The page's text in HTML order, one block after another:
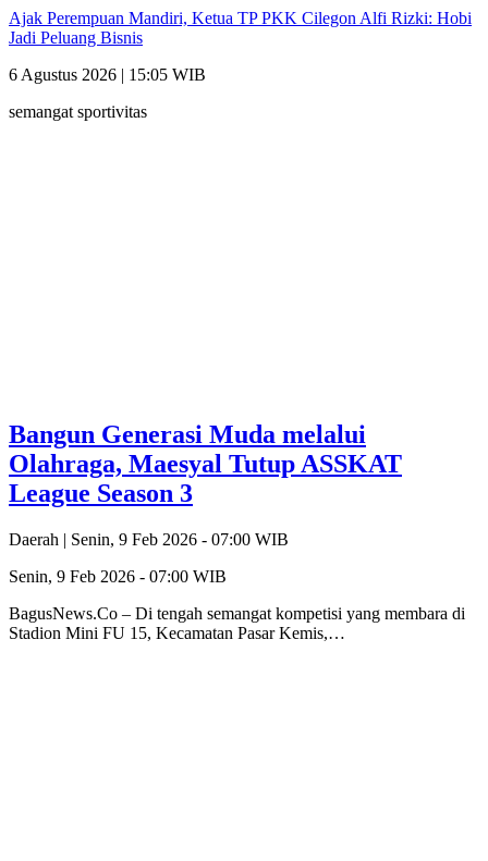
Ajak Perempuan Mandiri, Ketua TP PKK Cilegon Alfi Rizki: Hobi
Jadi Peluang Bisnis
6 Agustus 2026 | 15:05 WIB
semangat sportivitas
Bangun Generasi Muda melalui
Olahraga, Maesyal Tutup ASSKAT
League Season 3
Daerah | Senin, 9 Feb 2026 - 07:00 WIB
Senin, 9 Feb 2026 - 07:00 WIB
BagusNews.Co – Di tengah semangat kompetisi yang membara di
Stadion Mini FU 15, Kecamatan Pasar Kemis,…